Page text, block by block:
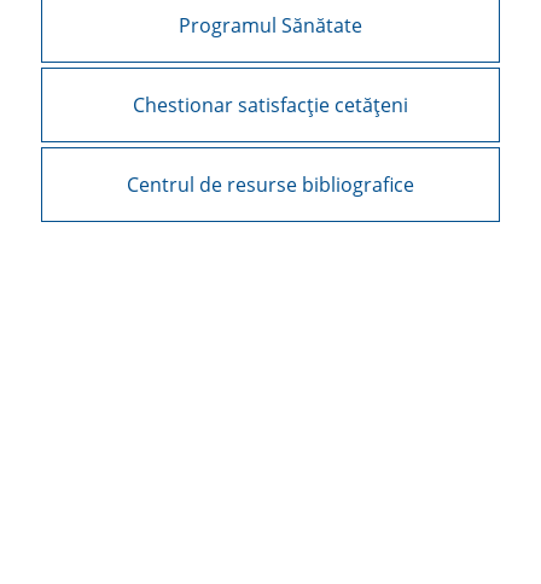
Programul Sănătate
Chestionar satisfacție cetățeni
Centrul de resurse bibliografice